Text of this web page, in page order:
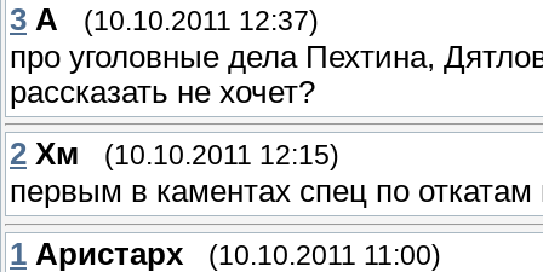
3 А (10.10.2011 12:37)
про уголовные дела Пехтина,
рассказать не хочет?
2 Хм (10.10.2011 12:15)
первым в каментах спец по откатам
1 Аристарх (10.10.2011 11:00)